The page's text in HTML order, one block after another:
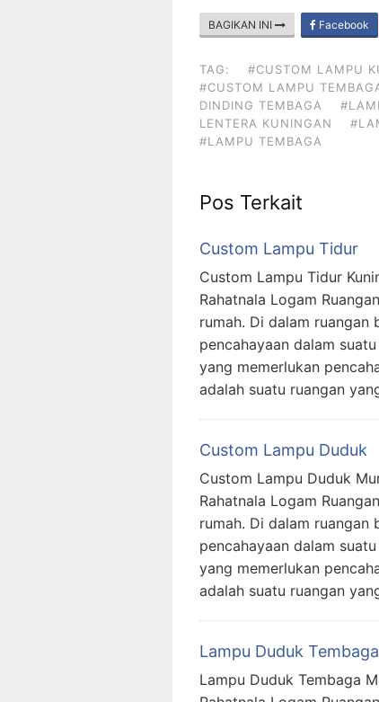
BAGIKAN INI Facebook
TAG: #CUSTOM LAMPU
#CUSTOM LAMPU
DINDING TEMBAGA
LENTERA KUNINGAN
#LAMPU TEMBAGA
Pos Terkait
Custom Lampu Tidur
Custom Lampu Tidur
Rahatnala Logam
rumah. Di dalam ruangan
pencahayaan dalam
yang memerlukan
adalah suatu ruangan
Custom Lampu Duduk
Custom Lampu Duduk
Rahatnala Logam
rumah. Di dalam ruangan
pencahayaan dalam
yang memerlukan
adalah suatu ruangan
Lampu Duduk Tembaga
Lampu Duduk Tembaga